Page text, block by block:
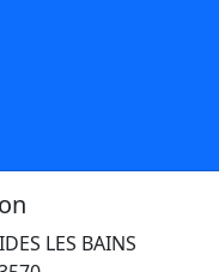
LES BAINS